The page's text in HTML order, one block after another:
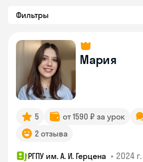
Фильтры
Мария
5 от 1590 ₽ за урок
2 отзыва
РГПУ им. А. И. Герцена • 2024 г.